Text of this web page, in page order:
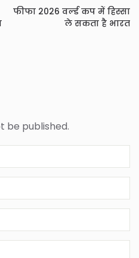
फीफा 2026 वर्ल्ड कप में हिस्सा
ले सकता है भारत
be published.